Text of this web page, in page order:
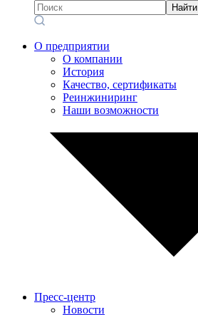
Найти
О предприятии
О компании
История
Качество, сертификаты
Реинжиниринг
Наши возможности
Пресс-центр
Новости